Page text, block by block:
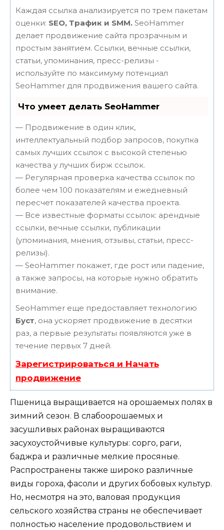
Каждая ссылка анализируется по трем пакетам
оценки: SEO, Трафик и SMM. SeoHammer
делает продвижение сайта прозрачным и
простым занятием. Ссылки, вечные ссылки,
статьи, упоминания, пресс-релизы -
используйте по максимуму потенциал
SeoHammer для продвижения вашего сайта.
Что умеет делать SeoHammer
— Продвижение в один клик,
интеллектуальный подбор запросов, покупка
самых лучших ссылок с высокой степенью
качества у лучших бирж ссылок.
— Регулярная проверка качества ссылок по
более чем 100 показателям и ежедневный
пересчет показателей качества проекта.
— Все известные форматы ссылок: арендные
ссылки, вечные ссылки, публикации
(упоминания, мнения, отзывы, статьи, пресс-
релизы).
— SeoHammer покажет, где рост или падение,
а также запросы, на которые нужно обратить
внимание.
SeoHammer еще предоставляет технологию
Буст, она ускоряет продвижение в десятки
раз, а первые результаты появляются уже в
течение первых 7 дней.
Зарегистрироваться и Начать
продвижение
Пшеница выращивается на орошаемых полях в
зимний сезон. В слабоорошаемых и
засушливых районах выращиваются
засухоустойчивые культуры: сорго, раги,
баджра и различные мелкие просяные.
Распространены также широко различные
виды гороха, фасоли и других бобовых культур.
Но, несмотря на это, валовая продукция
сельского хозяйства страны не обеспечивает
полностью население продовольствием и